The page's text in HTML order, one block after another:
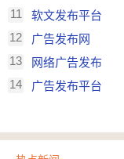
11 软文发布平台
12 广告发布网
13 网络广告发布
14 广告发布平台